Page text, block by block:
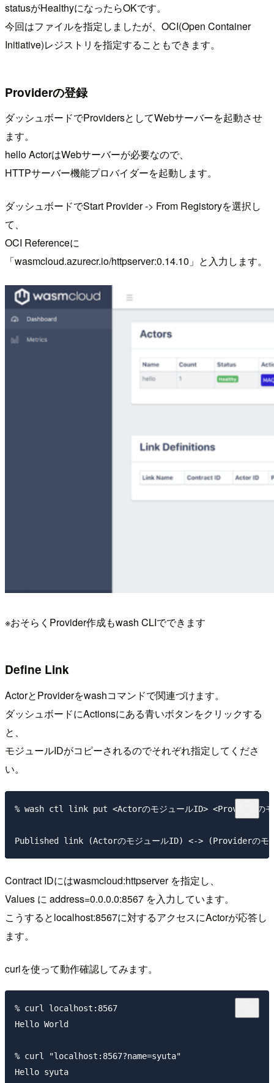
statusがHealthyになったらOKです。
今回はファイルを指定しましたが、OCI(Open Container
Initiative)レジストリを指定することもできます。
Providerの登録
ダッシュボードでProvidersとしてWebサーバーを起動させ
ます。
hello ActorはWebサーバーが必要なので、
HTTPサーバー機能プロバイダーを起動します。
ダッシュボードでStart Provider -> From Registoryを選択し
て、
OCI Referenceに
「wasmcloud.azurecr.io/httpserver:0.14.10」と入力します。
※おそらくProvider作成もwash CLIでできます
Define Link
ActorとProviderをwashコマンドで関連づけます。
ダッシュボードにActionsにある青いボタンをクリックする
と、
モジュールIDがコピーされるのでそれぞれ指定してくださ
い。
% wash ctl link put <ActorのモジュールID> <Providerの
Contract IDにはwasmcloud:httpserver を指定し、
Values に address=0.0.0.0:8567 を入力しています。
こうするとlocalhost:8567に対するアクセスにActorが応答し
ます。
curlを使って動作確認してみます。
% curl localhost:8567
Hello World
% curl "localhost:8567?name=syuta"